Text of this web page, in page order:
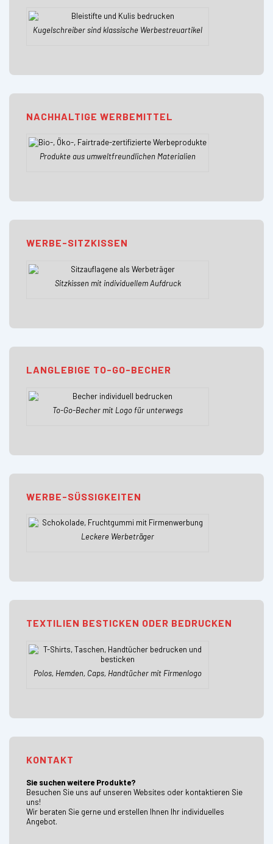
Kugelschreiber sind klassische Werbestreuartikel
NACHHALTIGE WERBEMITTEL
Produkte aus umweltfreundlichen Materialien
WERBE-SITZKISSEN
Sitzkissen mit individuellem Aufdruck
LANGLEBIGE TO-GO-BECHER
To-Go-Becher mit Logo für unterwegs
WERBE-SÜSSIGKEITEN
Leckere Werbeträger
TEXTILIEN BESTICKEN ODER BEDRUCKEN
Polos, Hemden, Caps, Handtücher mit Firmenlogo
KONTAKT
Sie suchen weitere Produkte?
Besuchen Sie uns auf unseren Websites oder kontaktieren Sie
uns!
Wir beraten Sie gerne und erstellen Ihnen Ihr individuelles
Angebot.